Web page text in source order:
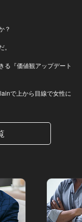
？
る『価値観アップデート
で上から目線で女性に